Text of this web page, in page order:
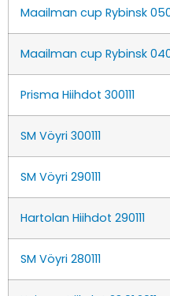
Maailman cup Rybinsk
Maailman cup Rybinsk
Prisma Hiihdot 300111
SM Vöyri 300111
SM Vöyri 290111
Hartolan Hiihdot 290111
SM Vöyri 280111